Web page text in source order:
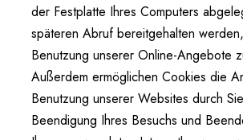
der Festplatte Ihres Computers
späteren Abruf bereitgehalten
Benutzung unserer Online-Angebote
Außerdem ermöglichen Cookies die
Benutzung unserer Websites durch
Beendigung Ihres Besuchs und